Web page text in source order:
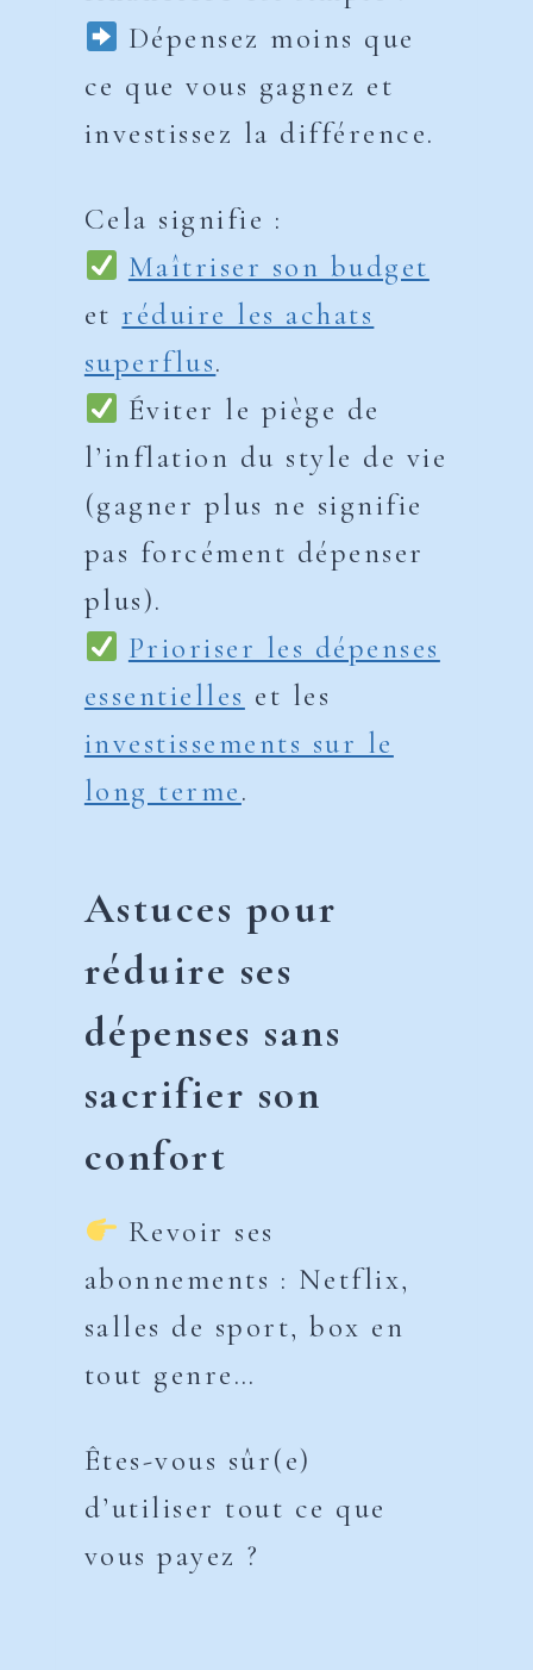
Dépensez moins que
ce que vous gagnez et
investissez la différence.
Cela signifie :
Maîtriser son budget
et réduire les achats
superflus.
Éviter le piège de
l’inflation du style de vie
(gagner plus ne signifie
pas forcément dépenser
plus).
Prioriser les dépenses
essentielles et les
investissements sur le
long terme.
Astuces pour
réduire ses
dépenses sans
sacrifier son
confort
Revoir ses
abonnements : Netflix,
salles de sport, box en
tout genre…
Êtes-vous sûr(e)
d’utiliser tout ce que
vous payez ?